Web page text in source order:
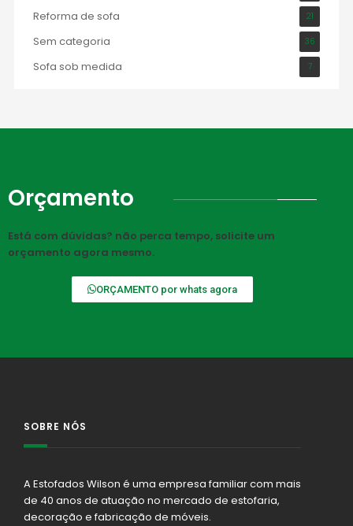
Reforma de sofa 21
Sem categoria 36
Sofa sob medida 7
Orçamento
Está com dúvidas? não perca tempo, solicite um
orçamento agora mesmo.
ORÇAMENTO por whats agora
SOBRE NÓS
A Estofados Wilson é uma empresa familiar com mais
de 40 anos de atuação no mercado de estofaria,
decoração e fabricação de móveis.